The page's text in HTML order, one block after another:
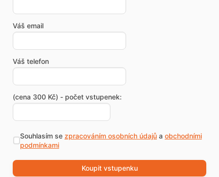
Váš email
Váš telefon
(cena 300 Kč) - počet vstupenek:
Souhlasím se zpracováním osobních údajůa obchodními
podmínkami
Koupit vstupenku